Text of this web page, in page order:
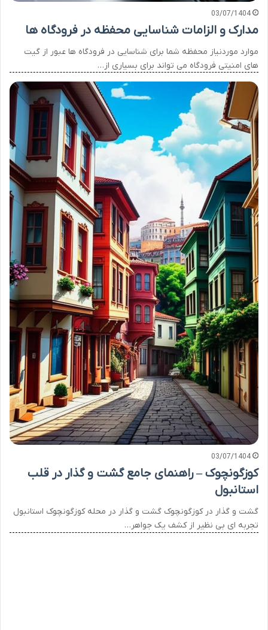
03/07/1404
مدارک و الزامات شناسایی محفظه در فرودگاه ها
موارد موردنیاز محفظه شما برای شناسایی در فرودگاه ها عبور از گیت
های امنیتی فرودگاه می تواند برای بسیاری از…
03/07/1404
کوزگونچوک – راهنمای جامع گشت و گذار در قلب
استانبول
گشت و گذار در کوزگونچوک گشت و گذار در محله کوزگونچوک استانبول
تجربه ای بی نظیر از کشف یک جواهر…